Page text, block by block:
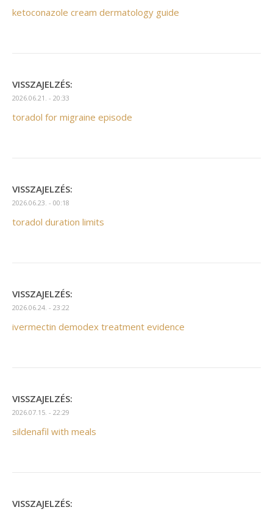
ketoconazole cream dermatology guide
VISSZAJELZÉS:
2026.06.21. - 20:33
toradol for migraine episode
VISSZAJELZÉS:
2026.06.23. - 00:18
toradol duration limits
VISSZAJELZÉS:
2026.06.24. - 23:22
ivermectin demodex treatment evidence
VISSZAJELZÉS:
2026.07.15. - 22:29
sildenafil with meals
VISSZAJELZÉS: